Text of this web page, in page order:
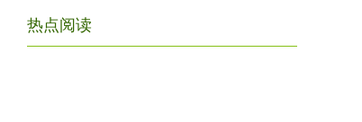
热点阅读